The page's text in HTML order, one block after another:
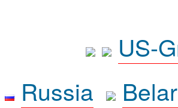
US-
Russia